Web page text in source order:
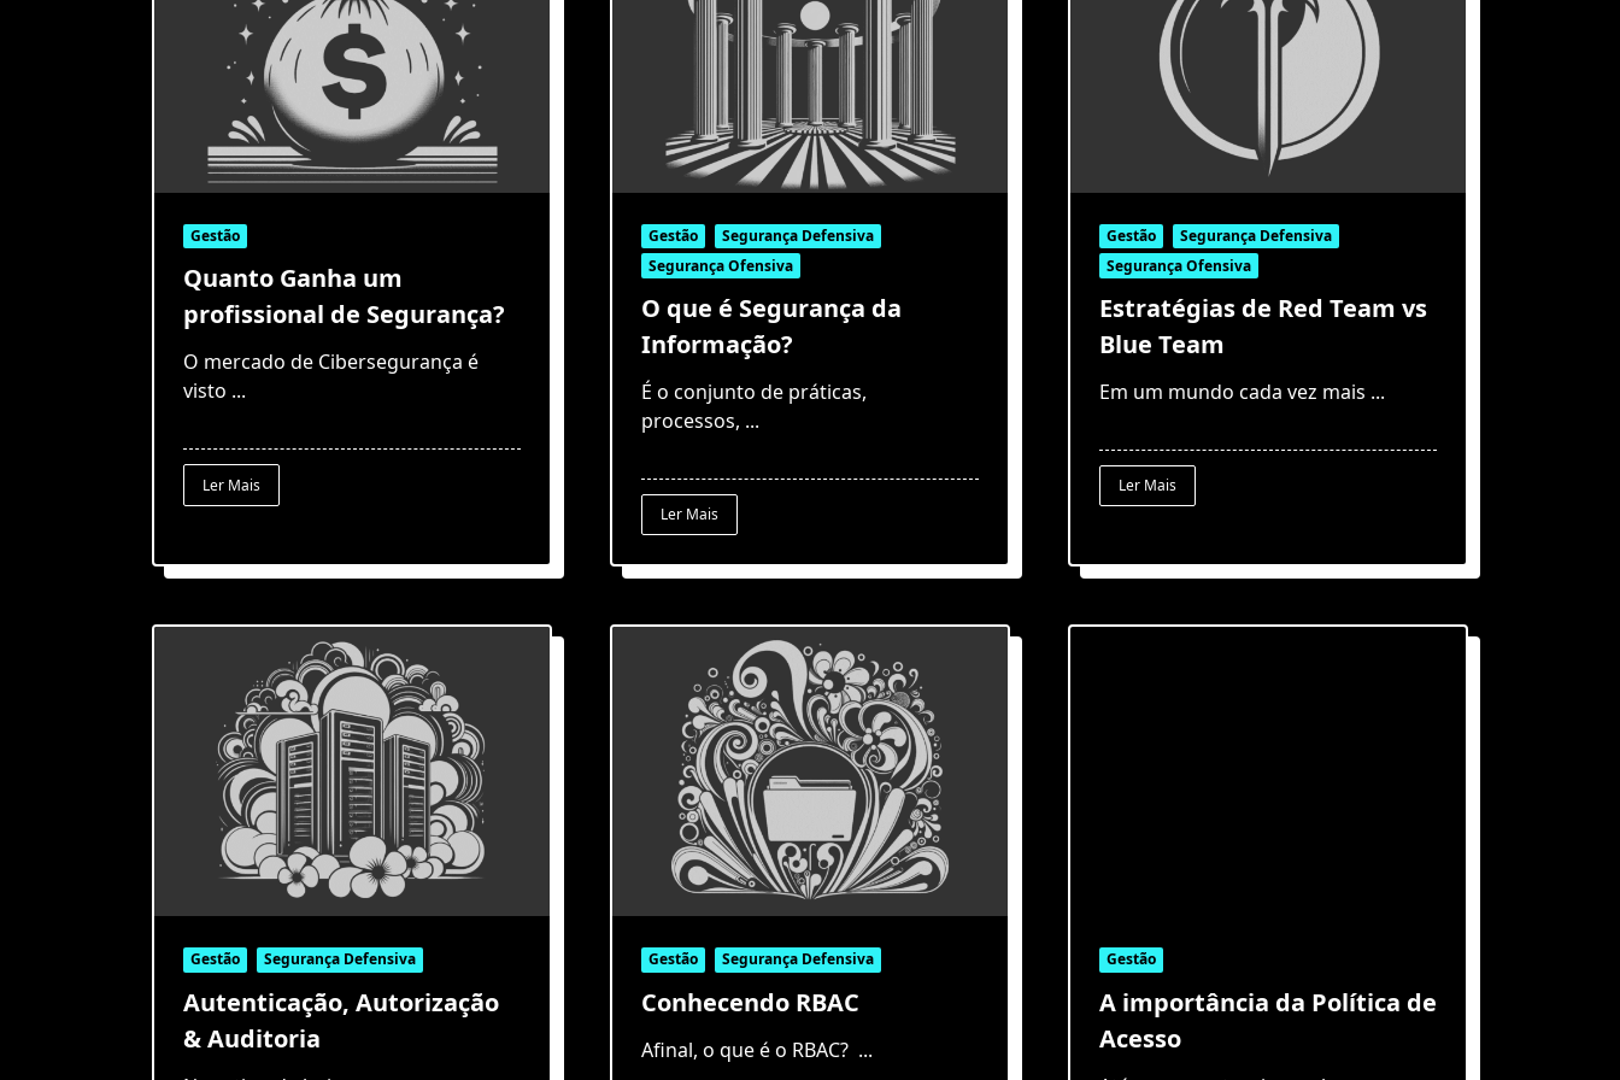
Gestão
Quanto Ganha um
profissional de Segurança?
O mercado de Cibersegurança é
visto ...
Ler Mais
Gestão
Segurança Defensiva
Segurança Ofensiva
O que é Segurança da
Informação?
É o conjunto de práticas,
processos, ...
Ler Mais
Gestão
Segurança Defensiva
Segurança Ofensiva
Estratégias de Red Team vs
Blue Team
Em um mundo cada vez mais ...
Ler Mais
Gestão Segurança Defensiva
Autenticação, Autorização
& Auditoria
Gestão Segurança Defensiva
Conhecendo RBAC
Afinal, o que é o RBAC? ...
Gestão
A importância da Política de
Acesso